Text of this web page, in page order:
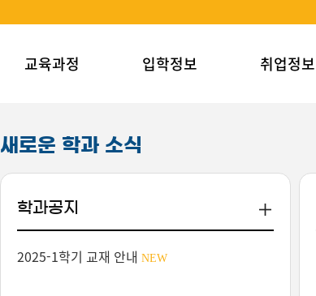
교육과정 입학정보 취업정보
새로운 학과 소식
학과공지
2025-1학기 교재 안내 NEW